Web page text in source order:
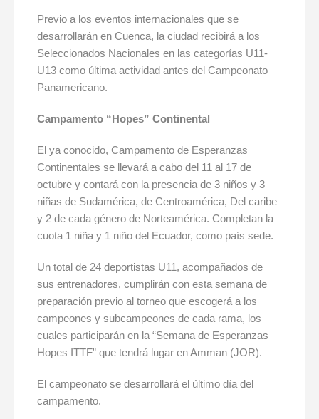
Previo a los eventos internacionales que se
desarrollarán en Cuenca, la ciudad recibirá a los
Seleccionados Nacionales en las categorías U11-
U13 como última actividad antes del Campeonato
Panamericano.
Campamento “Hopes” Continental
El ya conocido, Campamento de Esperanzas
Continentales se llevará a cabo del 11 al 17 de
octubre y contará con la presencia de 3 niños y 3
niñas de Sudamérica, de Centroamérica, Del caribe
y 2 de cada género de Norteamérica. Completan la
cuota 1 niña y 1 niño del Ecuador, como país sede.
Un total de 24 deportistas U11, acompañados de
sus entrenadores, cumplirán con esta semana de
preparación previo al torneo que escogerá a los
campeones y subcampeones de cada rama, los
cuales participarán en la “Semana de Esperanzas
Hopes ITTF” que tendrá lugar en Amman (JOR).
El campeonato se desarrollará el último día del
campamento.